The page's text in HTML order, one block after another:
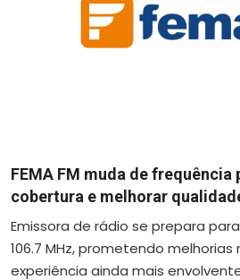
FEMA FM muda de frequência
cobertura e melhorar
Emissora de rádio se prepara
106.7 MHz, prometendo
experiência ainda mais